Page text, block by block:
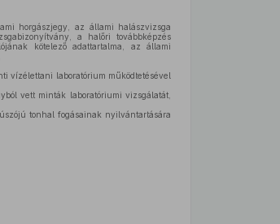
horgászjegy, az állami halászvizsga
a halőri továbbképzés
kötelező adattartalma, az állami
vízélettani laboratórium működtetésével
vett minták laboratóriumi vizsgálatát,
tonhal fogásainak nyilvántartására